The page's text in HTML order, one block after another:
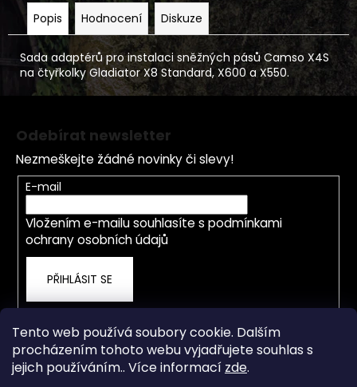
Tento web používá soubory cookie. Dalším
procházením tohoto webu vyjadřujete souhlas s
jejich používáním.. Více informací zde.
Popis Hodnocení Diskuze
Sada adaptérů pro instalaci sněžných pásů Camso X4S
na čtyřkolky Gladiator X8 Standard, X600 a X550.
Odebírat newsletter
Nezmeškejte žádné novinky či slevy!
E-mail
Vložením e-mailu souhlasíte s podmínkami
ochrany osobních údajů
PŘIHLÁSIT SE